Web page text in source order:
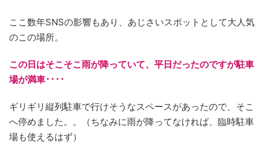
ここ数年SNSの影響もあり、あじさいスポットとして大人気
のこの場所。
この日はそこそこ雨が降っていて、 平日だったのですが駐車
場が満車････
ギリギリ縦列駐車で行けそうなスペースがあったので、そこ
へ停めました。。（ちなみに雨が降ってなければ、臨時駐車
場も使えるはず）